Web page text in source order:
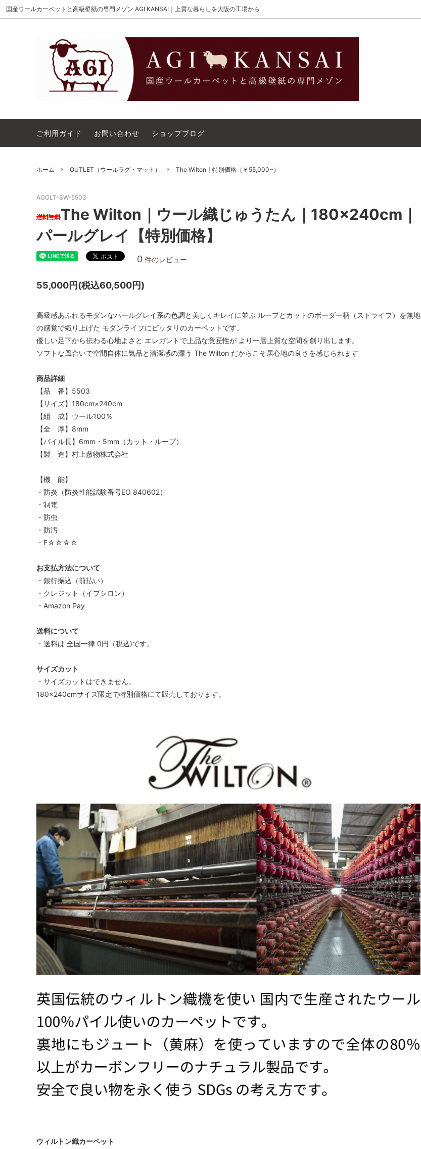
国産ウールカーペットと高級壁紙の専門メゾン AGI KANSAI｜上質な暮らしを大阪の工場から
MAISON AKIGAMI The Wilton（ザ・ウィルトン）
Wilton Order（ウィルトンオーダー）
コットンテープ｜10cm幅 カーペットクリーナー｜シミトリ剤 吸着シート
施工用ウールカーペット ウールラグ
AGI KANSAI について カーペットガイド
ご利用ガイド お問い合わせ ショップブログ
ホーム OUTLET（ウールラグ・マット） The Wilton｜特別価格（￥55,000~）
AGOLT-SW-5503
The Wilton｜ウール織じゅうたん｜180×240cm｜
パールグレイ【特別価格】
0 件のレビュー
55,000円(税込60,500円)
高級感あふれるモダンなパールグレイ系の色調と美しくキレイに並ぶ ループとカットのボーダー柄（ストライプ）を無地
の感覚で織り上げた モダンライフにピッタリのカーペットです。
優しい足下から伝わる心地よさと エレガントで上品な意匠性が より一層上質な空間を創り出します。
ソフトな風合いで空間自体に気品と清潔感の漂う The Wilton だからこそ居心地の良さを感じられます
商品詳細
【品 番】5503
【サイズ】180cm×240cm
【組 成】ウール100％
【全 厚】8mm
【パイル長】6mm・5mm（カット・ループ）
【製 造】村上敷物株式会社
【機 能】
・防炎（防炎性能試験番号EO 840602）
・制電
・防虫
・防汚
・F☆☆☆☆
お支払方法について
・銀行振込（前払い）
・クレジット（イプシロン）
・Amazon Pay
送料について
・送料は 全国一律 0円（税込)です。
サイズカット
・サイズカットはできません。
180×240cmサイズ限定で特別価格にて販売しております。
ウィルトン織カーペット